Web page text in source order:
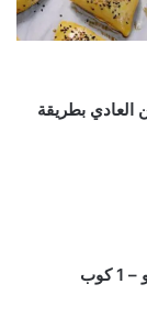
العادي بطريقة